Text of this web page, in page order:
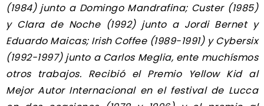
(1984) junto a Domingo Mandrafina; Custer (1985)
y Clara de Noche (1992) junto a Jordi Bernet y
Eduardo Maicas; Irish Coffee (1989-1991) y Cybersix
(1992-1997) junto a Carlos Meglia, ente muchísmos
otros trabajos. Recibió el Premio Yellow Kid al
Mejor Autor Internacional en el festival de Lucca